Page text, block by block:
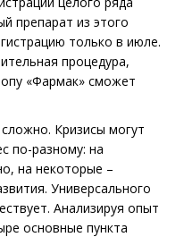
препарат из этого
только в июле.
процедура,
«Фармак» сможет
Кризисы могут
по-разному: на
на некоторые –
Универсального
Анализируя опыт
основные пункта